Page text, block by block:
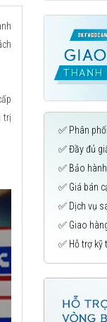
trị
✅ Phân
✅ Đầy đủ
✅ Bảo
✅ Giá bán
✅ Dịch vụ
✅ Giao
✅ Hỗ trợ kỹ